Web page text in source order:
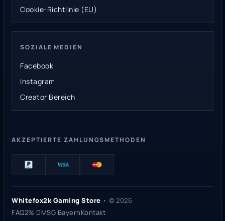
Cookie-Richtlinie (EU)
SOZIALE MEDIEN
Facebook
Instagram
Creator Bereich
AKZEPTIERTE ZAHLUNGSMETHODEN
Whitefox2k Gaming Store • © 2026
FAQ2% DMSG BayernKontakt